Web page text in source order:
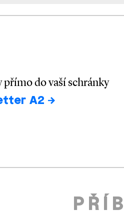
do vaší schránky
A2